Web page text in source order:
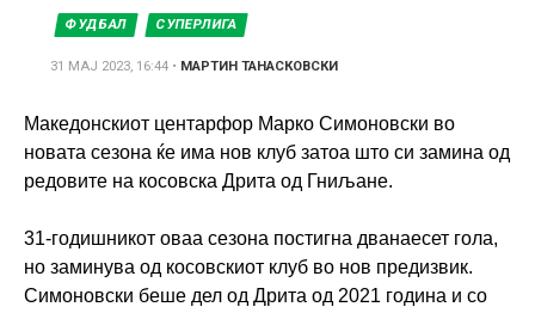
ФУДБАЛ СУПЕРЛИГА
31 МАЈ 2023, 16:44 • МАРТИН ТАНАСКОВСКИ
Македонскиот центарфор Марко Симоновски во
новата сезона ќе има нов клуб затоа што си замина од
редовите на косовска Дрита од Гниљане.
31-годишникот оваа сезона постигна дванаесет гола,
но заминува од косовскиот клуб во нов предизвик.
Симоновски беше дел од Дрита од 2021 година и со